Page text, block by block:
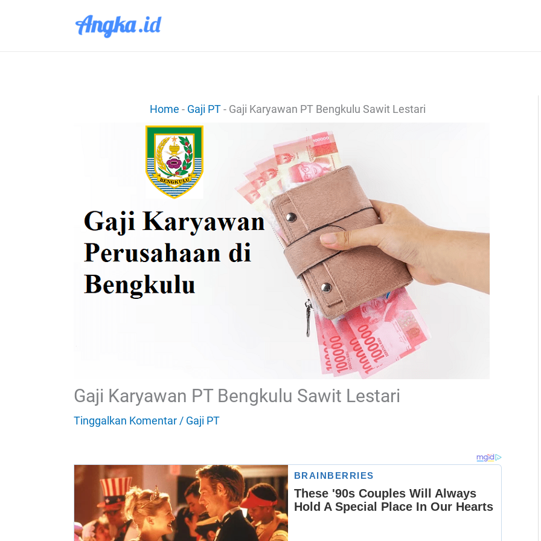
Home - Gaji PT- Gaji Karyawan PT Bengkulu Sawit Lestari
Gaji Karyawan PT Bengkulu Sawit Lestari
Tinggalkan Komentar / Gaji PT